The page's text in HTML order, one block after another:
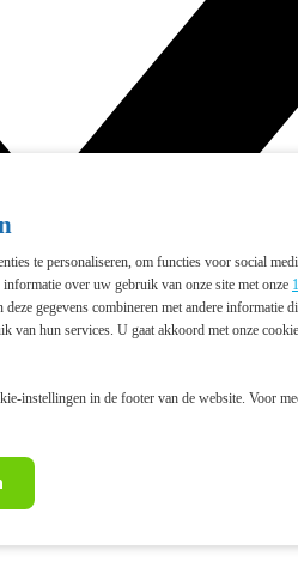
te personaliseren, om functies voor social
over uw gebruik van onze site met onze
gegevens combineren met andere informatie
van hun services. U gaat akkoord met onze
instellingen in de footer van de website. Voor